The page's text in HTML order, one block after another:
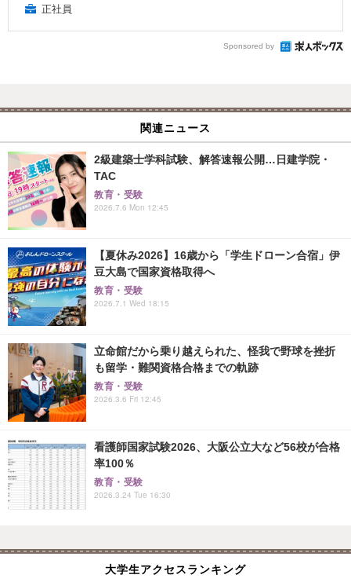
正社員
Sponsored by
関連ニュース
2級建築士学科試験、解答速報公開…日建学院・
TAC
教育・受験
2026.7.6 Mon 12:45
【夏休み2026】16歳から「学生ドローン合宿」伊
豆大島で国家資格取得へ
教育・受験
2026.7.1 Wed 18:15
立命館だから乗り越えられた、怪我で野球を挫折
も留学・難関資格合格までの軌跡
教育・受験
2026.3.6 Fri 12:45
看護師国家試験2026、大阪公立大など56校が合格
率100％
教育・受験
2026.3.24 Tue 16:30
大学生アクセスランキング